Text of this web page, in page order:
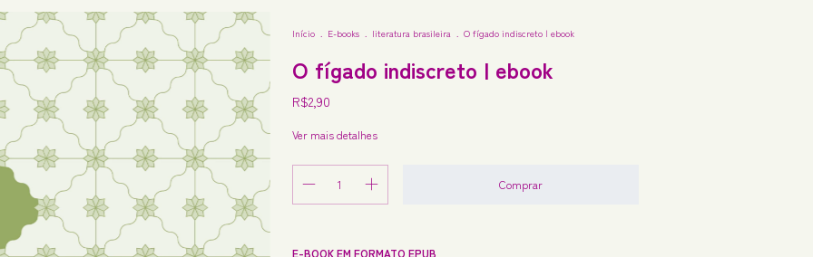
Início . E-books . literatura brasileira . O fígado indiscreto | ebook
O fígado indiscreto | ebook
R$2,90
Ver mais detalhes
E-BOOK EM FORMATO EPUB